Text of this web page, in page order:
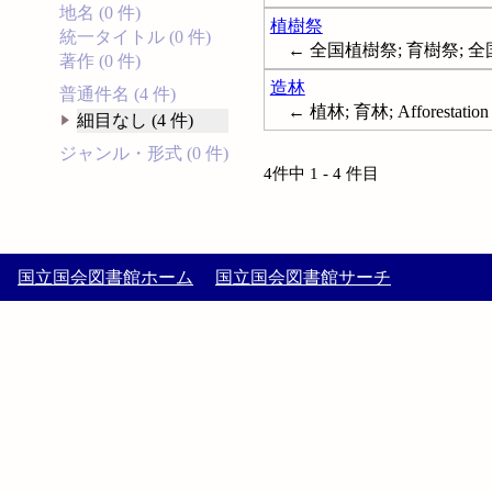
地名 (0 件)
統一タイトル (0 件)
著作 (0 件)
普通件名 (4 件)
細目なし (4 件)
ジャンル・形式 (0 件)
植樹祭
← 全国植樹祭; 育樹祭; 全
造林
← 植林; 育林; Afforestation
4件中 1 - 4 件目
国立国会図書館ホーム 国立国会図書館サーチ